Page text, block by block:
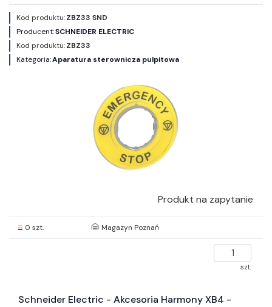
Kod produktu:ZBZ33 SND
Producent:SCHNEIDER ELECTRIC
Kod produktu:ZBZ33
Kategoria:Aparatura sterownicza pulpitowa
Produkt na zapytanie
0 szt. Magazyn Poznań
szt.
Schneider Electric - Akcesoria Harmony XB4 -